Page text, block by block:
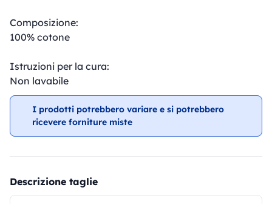
Composizione:
100% cotone
Istruzioni per la cura:
Non lavabile
I prodotti potrebbero variare e si potrebbero
ricevere forniture miste
Descrizione taglie